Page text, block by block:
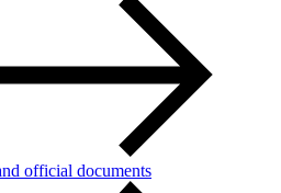
official documents